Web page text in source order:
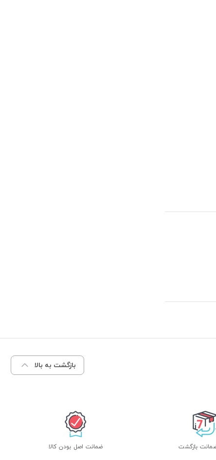
بازگشت به بالا
ضمانت اصل بودن کالا